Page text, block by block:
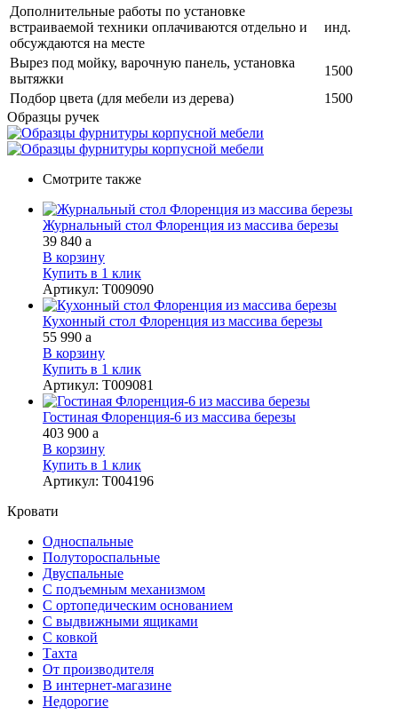
Дополнительные работы по установке
встраиваемой техники оплачиваются отдельно и
обсуждаются на месте
инд.
Вырез под мойку, варочную панель, установка
вытяжки
1500
Подбор цвета (для мебели из дерева)
1500
Образцы ручек
Смотрите также
Журнальный стол Флоренция из массива березы
39 840 a
В корзину
Купить в 1 клик
Артикул: Т009090
Кухонный стол Флоренция из массива березы
55 990 a
В корзину
Купить в 1 клик
Артикул: Т009081
Гостиная Флоренция-6 из массива березы
403 900 a
В корзину
Купить в 1 клик
Артикул: Т004196
Кровати
Односпальные
Полутороспальные
Двуспальные
С подъемным механизмом
С ортопедическим основанием
С выдвижными ящиками
С ковкой
Тахта
От производителя
В интернет-магазине
Недорогие